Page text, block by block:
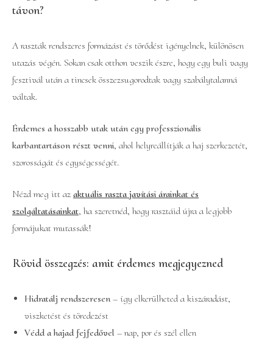
távon?
A raszták rendszeres formázást és törődést igényelnek, különösen
utazás végén. Sokan csak otthon veszik észre, hogy egy buli vagy
fesztivál után a tincsek összezsugorodtak vagy szabálytalanná
váltak.
Érdemes a hosszabb utak után egy professzionális
karbantartáson részt venni, ahol helyreállítják a haj szerkezetét,
szorosságát és egységességét.
Nézd meg itt az aktuális raszta javítási árainkat és
szolgáltatásainkat, ha szeretnéd, hogy rasztáid újra a legjobb
formájukat mutassák!
Rövid összegzés: amit érdemes megjegyezned
Hidratálj rendszeresen – így elkerülheted a kiszáradást,
viszketést és töredezést
Védd a hajad fejfedővel – nap, por és szél ellen